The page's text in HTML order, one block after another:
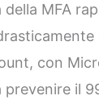
MFA
con
prevenire il